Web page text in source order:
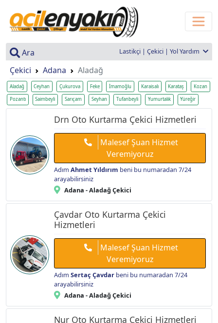
Ara Lastikçi | Çekici | Yol Yardım
Çekici Adana Aladağ
Aladağ Ceyhan Çukurova Feke İmamoğlu Karaisalı Karataş Kozan
Pozantı Saimbeyli Sarıçam Seyhan Tufanbeyli Yumurtalık Yüreğir
Drn Oto Kurtarma Çekici Hizmetleri
Malesef Şuan Hizmet
Veremiyoruz
Adım Ahmet Yıldırım beni bu numaradan 7/24
arayabilirsiniz
Adana - Aladağ Çekici
Çavdar Oto Kurtarma Çekici
Hizmetleri
Malesef Şuan Hizmet
Veremiyoruz
Adım Sertaç Çavdar beni bu numaradan 7/24
arayabilirsiniz
Adana - Aladağ Çekici
Nur Oto Kurtarma Çekici Hizmetleri